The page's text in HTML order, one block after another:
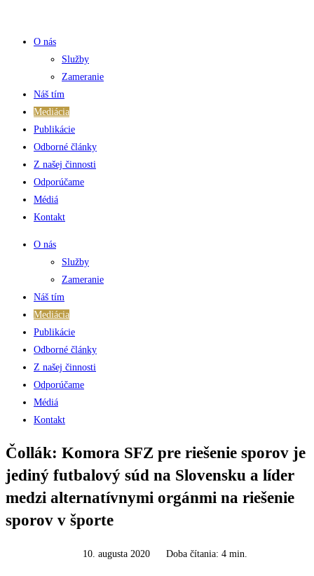
O nás
Služby
Zameranie
Náš tím
Mediácia
Publikácie
Odborné články
Z našej činnosti
Odporúčame
Médiá
Kontakt
O nás
Služby
Zameranie
Náš tím
Mediácia
Publikácie
Odborné články
Z našej činnosti
Odporúčame
Médiá
Kontakt
Čollák: Komora SFZ pre riešenie sporov je
jediný futbalový súd na Slovensku a líder
medzi alternatívnymi orgánmi na riešenie
sporov v športe
10. augusta 2020 Doba čítania: 4 min.